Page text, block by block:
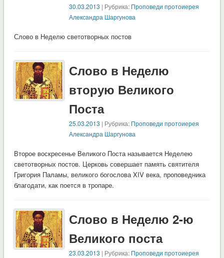
30.03.2013 | Рубрика: Проповеди протоиерея
Александра Шаргунова
Слово в Неделю светотворных постов
Слово в Неделю
вторую Великого
Поста
25.03.2013 | Рубрика: Проповеди протоиерея
Александра Шаргунова
Второе воскресенье Великого Поста называется Неделею
светотворных постов. Церковь совершает память святителя
Григория Паламы, великого богослова XIV века, проповедника
благодати, как поется в тропаре.
Слово в Неделю 2-ю
Великого поста
23.03.2013 | Рубрика: Проповеди протоиерея